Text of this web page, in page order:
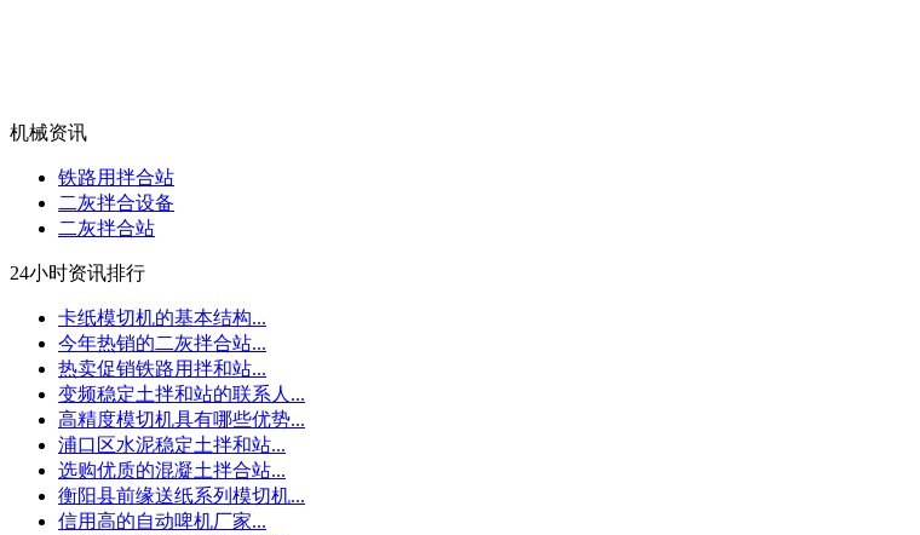
机械资讯
铁路用拌合站
二灰拌合设备
二灰拌合站
24小时资讯排行
卡纸模切机的基本结构...
今年热销的二灰拌合站...
热卖促销铁路用拌和站...
变频稳定土拌和站的联系人...
高精度模切机具有哪些优势...
浦口区水泥稳定土拌和站...
选购优质的混凝土拌合站...
衡阳县前缘送纸系列模切机...
信用高的自动啤机厂家...